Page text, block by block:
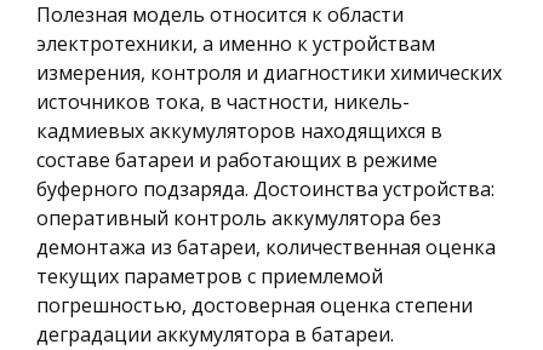
Полезная модель относится к области
электротехники, а именно к устройствам
измерения, контроля и диагностики химических
источников тока, в частности, никель-
кадмиевых аккумуляторов находящихся в
составе батареи и работающих в режиме
буферного подзаряда. Достоинства устройства:
оперативный контроль аккумулятора без
демонтажа из батареи, количественная оценка
текущих параметров с приемлемой
погрешностью, достоверная оценка степени
деградации аккумулятора в батареи.